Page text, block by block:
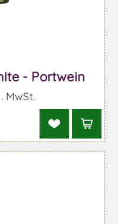
- Portwein
MwSt.